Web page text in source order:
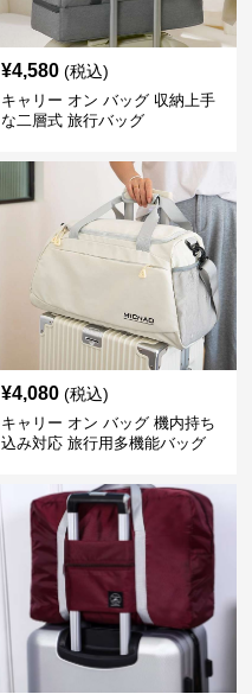
¥4,580 (税込)
キャリー オン バッグ 収納上手
な二層式 旅行バッグ
¥4,080 (税込)
キャリー オン バッグ 機内持ち
込み対応 旅行用多機能バッグ